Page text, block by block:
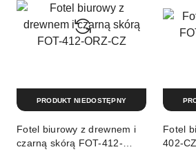
Fotel biurowy z drewnem i
czarną skórą FOT-412-
PRODUKT NIEDOSTĘPNY
Fotel
402-